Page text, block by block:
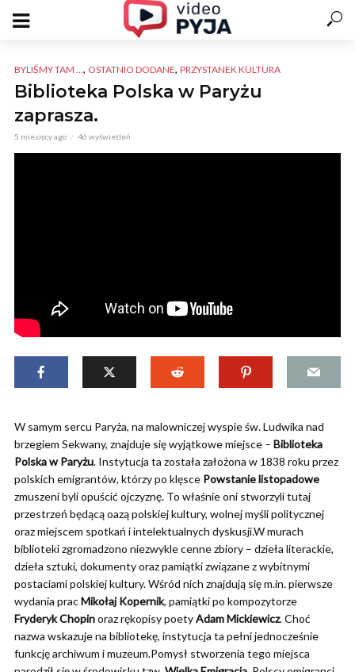
BYLIŚMY TAM ..., OSTATNIO DODANE, PRZYSTANEK KULTURA
Biblioteka Polska w Paryżu
zaprasza.
5 miesięcy ago 46 wyświetleń
W samym sercu Paryża, na malowniczej wyspie św. Ludwika nad
brzegiem Sekwany, znajduje się wyjątkowe miejsce – Biblioteka
Polska w Paryżu. Instytucja ta została założona w 1838 roku przez
polskich emigrantów, którzy po klęsce Powstanie listopadowe
zmuszeni byli opuścić ojczyznę. To właśnie oni stworzyli tutaj
przestrzeń będącą oazą polskiej kultury, wolnej myśli politycznej
oraz miejscem spotkań i intelektualnych dyskusji.W murach
biblioteki zgromadzono niezwykle cenne zbiory – dzieła literackie,
dzieła sztuki, dokumenty oraz pamiątki związane z wybitnymi
postaciami polskiej kultury. Wśród nich znajdują się m.in. pierwsze
wydania pracMikołaj Kopernik, pamiątki po kompozytorze
Fryderyk Chopinoraz rękopisy poetyAdam Mickiewicz. Choć
nazwa wskazuje na bibliotekę, instytucja ta pełni jednocześnie
funkcję archiwum i muzeum.Pomysł stworzenia tego miejsca